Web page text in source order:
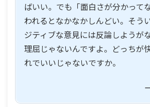
ばいい。でも「面白さが分かって
われるとなかなかしんどい。そう
ジティブな意見には反論しようが
理屈じゃないんですよ。どっちが
れでいいじゃないですか。